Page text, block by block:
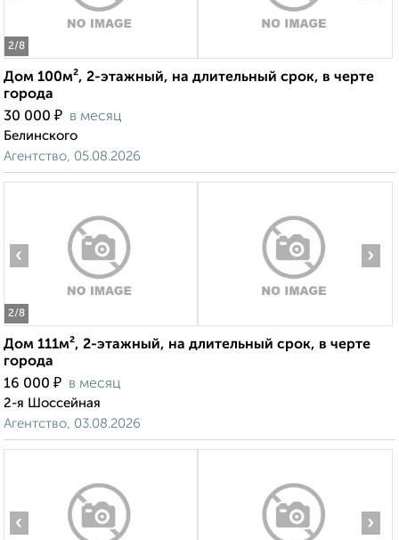
2/8
Дом 100м², 2-этажный, на длительный срок, в черте
города
30 000 ₽ в месяц
Белинского
Агентство, 05.08.2026
2/8
‹ ›
Дом 111м², 2-этажный, на длительный срок, в черте
города
16 000 ₽ в месяц
2-я Шоссейная
Агентство, 03.08.2026
‹ ›